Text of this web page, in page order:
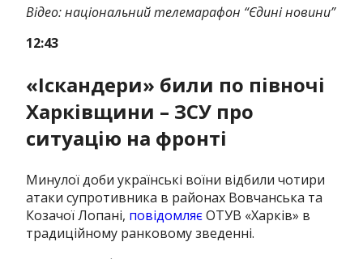
Відео: національний телемарафон “Єдині новини”
12:43
«Іскандери» били по півночі
Харківщини – ЗСУ про
ситуацію на фронті
Минулої доби українські воїни відбили чотири
атаки супротивника в районах Вовчанська та
Козачої Лопані, повідомляєОТУВ «Харків» в
традиційному ранковому зведенні.